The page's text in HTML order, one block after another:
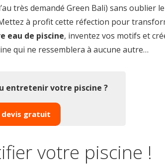
très demandé Green Bali) sans oublier
à profit cette réfection pour
eau de piscine, inventez vos motifs et
qui ne ressemblera à aucune autre…
entretenir votre piscine ?
gratuit
votre piscine !